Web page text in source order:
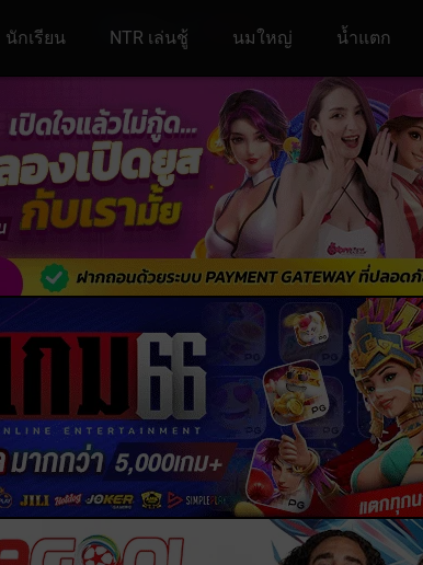
นักเรียน NTR เล่นชู้ นมใหญ่ น้ำแตก